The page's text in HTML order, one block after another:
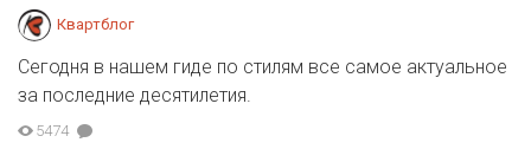
Квартблог
Сегодня в нашем гиде по стилям все самое актуальное
за последние десятилетия.
5474